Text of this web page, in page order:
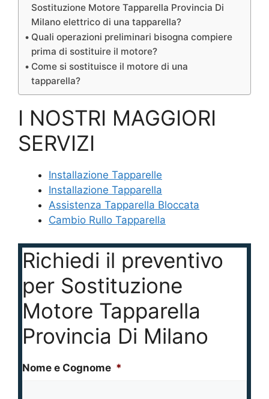
Sostituzione Motore Tapparella Provincia Di
Milano elettrico di una tapparella?
Quali operazioni preliminari bisogna compiere
prima di sostituire il motore?
Come si sostituisce il motore di una
tapparella?
I NOSTRI MAGGIORI
SERVIZI
Installazione Tapparelle
Installazione Tapparella
Assistenza Tapparella Bloccata
Cambio Rullo Tapparella
Richiedi il preventivo
per Sostituzione
Motore Tapparella
Provincia Di Milano
Nome e Cognome *